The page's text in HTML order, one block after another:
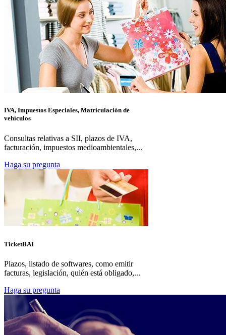
IVA, Impuestos Especiales, Matriculación de
vehículos
Consultas relativas a SII, plazos de IVA,
facturación, impuestos medioambientales,...
Haga su pregunta
TicketBAI
Plazos, listado de softwares, como emitir
facturas, legislación, quién está obligado,...
Haga su pregunta